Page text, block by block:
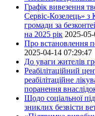
Графік вивезення
Сервіс-Козелець» з
громади за
на 2025 рік 2025-
Про встановлення
2025-04-14 07:29:47
До уваги жителів
Реабілітаційний
реабілітаційне
поранення
Щодо соціальної
зниклих безвісти